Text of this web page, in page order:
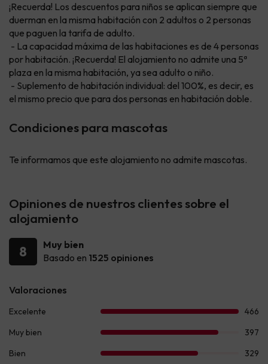
¡Recuerda! Los descuentos para niños se aplican siempre que
duerman en la misma habitación con 2 adultos o 2 personas
que paguen la tarifa de adulto.
- La capacidad máxima de las habitaciones es de 4 personas
por habitación. ¡Recuerda! El alojamiento no admite una 5ª
plaza en la misma habitación, ya sea adulto o niño.
- Suplemento de habitación individual: del 100%, es decir, es
el mismo precio que para dos personas en habitación doble.
Condiciones para mascotas
Te informamos que este alojamiento no admite mascotas.
Opiniones de nuestros clientes sobre el
alojamiento
8
Muy bien
Basado en 1525 opiniones